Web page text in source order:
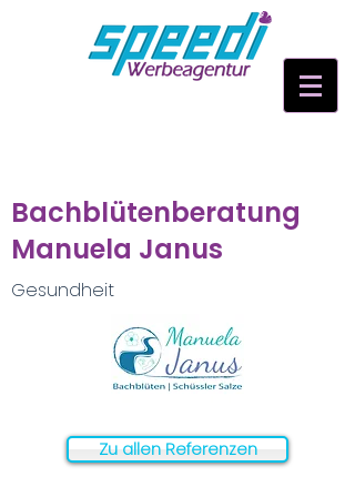
Bachblütenberatung
Manuela Janus
Gesundheit
Zu allen Referenzen